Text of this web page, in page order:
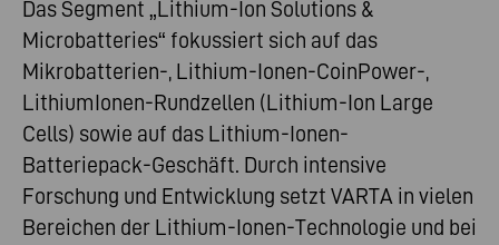
Das Segment „Lithium-Ion Solutions &
Microbatteries“ fokussiert sich auf das
Mikrobatterien-, Lithium-Ionen-CoinPower-,
LithiumIonen-Rundzellen (Lithium-Ion Large
Cells) sowie auf das Lithium-Ionen-
Batteriepack-Geschäft. Durch intensive
Forschung und Entwicklung setzt VARTA in vielen
Bereichen der Lithium-Ionen-Technologie und bei